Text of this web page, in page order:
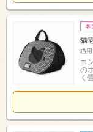
猫
猫用
コ
の
く